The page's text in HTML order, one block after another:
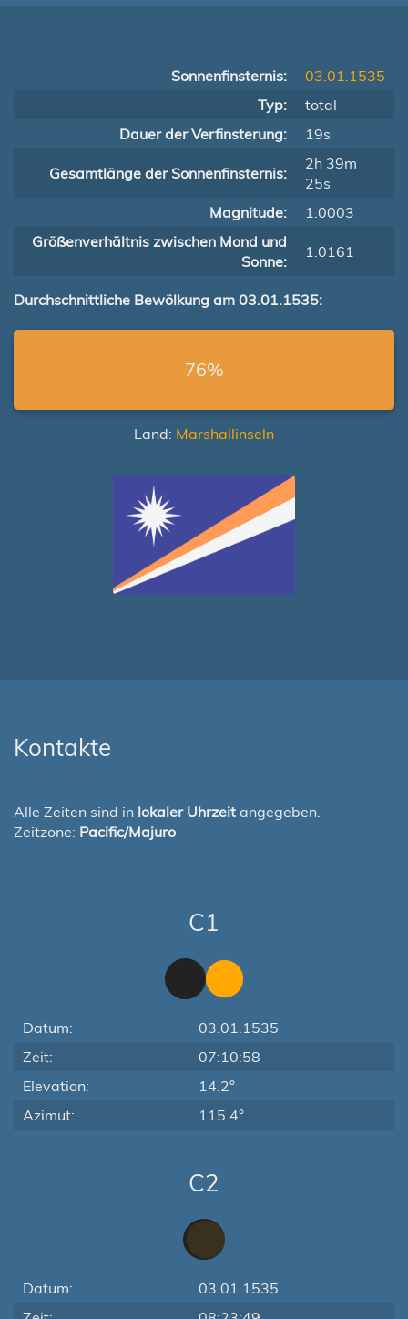
Sonnenfinsternis:
03.01.1535
Typ:
total
Dauer der Verfinsterung:
19s
Gesamtlänge der Sonnenfinsternis:
2h 39m
25s
Magnitude:
1.0003
Größenverhältnis zwischen Mond und
Sonne:
1.0161
Durchschnittliche Bewölkung am 03.01.1535:
76%
Land: Marshallinseln
Kontakte
Alle Zeiten sind in lokaler Uhrzeit angegeben.
Zeitzone: Pacific/Majuro
C1
Datum:
03.01.1535
Zeit:
07:10:58
Elevation:
14.2°
Azimut:
115.4°
C2
Datum:
03.01.1535